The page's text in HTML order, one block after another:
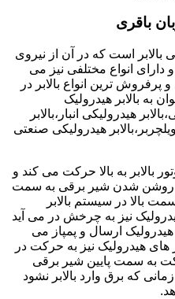
باقری
بالابر است که در آن از نیروی
انواع مختلفی نیز می
و پرفروش ترین انواع بالابر در
به بالابر هیدرولیک
هیدرولیکی انبار،بالابر
هیدرولیکی صنعتی
بالابر به بالا حرکت می کند و
روشن شدن شیر برقی به سمت
بالا در سیستم بالابر
نیز به چرخش در می آید
ارسال و پمپاز می
های هیدرولیک نیز به حرکت در
به سمت پایین شیر برقی
که برق وارد بالابر نشود